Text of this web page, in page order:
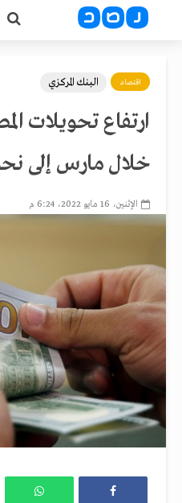
اقتصاد البنك المركزي
ارتفاع تحويلات
خلال مارس إلى نحو 3.3 مليار
الإثنين، 16 مايو 2022، 6:24 م